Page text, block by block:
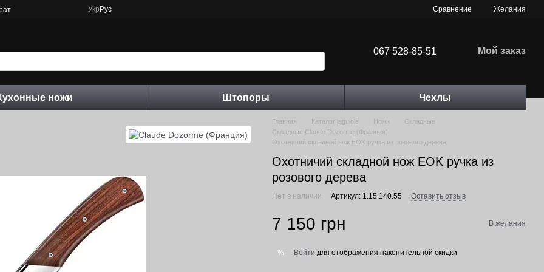
Укр Рус Сравнение Желания
067 528-85-51
Мой заказ
ножи Штопоры Чехлы
Главная Каталог laguiole Ножи
Складные
Складные Claude Dozorme (Франция)
Охотничий складной нож EOK ручка из розового дерева
Охотничий складной нож EOK ручка из
розового дерева
Нет в наличии Артикул: 1.15.140.55 Оставить отзыв
7 150 грн В желания
% Войти для отображения накопительной скидки